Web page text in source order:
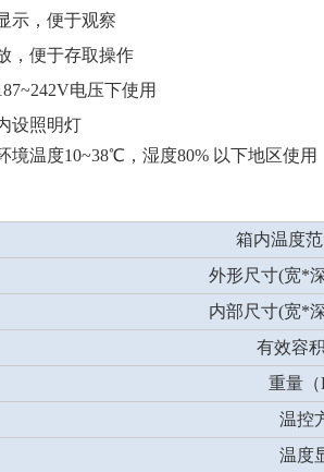
示，便于观察
，便于存取操作
电压下使用
设照明灯
境温度10~38℃，湿度80% 以下地区使用
箱内温度
外形尺寸(宽*
内部尺寸(宽*
有效容
重量（
温控
温度